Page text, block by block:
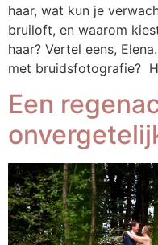
haar, wat kun je
bruiloft, en waarom
haar? Vertel eens,
met bruidsfotografie?
Een